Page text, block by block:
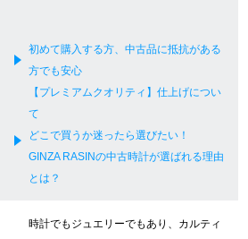
RASIN公式ブログ
買取ブログ
初めて購入する方、中古品に抵抗がある
方でも安心
【プレミアムクオリティ】仕上げについ
て
どこで買うか迷ったら選びたい！
GINZA RASINの中古時計が選ばれる理由
とは？
時計でもジュエリーでもあり、カルティ